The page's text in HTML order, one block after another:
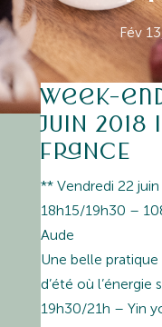
Fév
Week-
JUIN 2018
FRANCE
** Vendredi 22
18h15/19h30 –
Aude
Une belle
d’été où l’énergie
19h30/21h – Yin